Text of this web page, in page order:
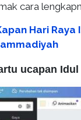
cara
Hari
ucapan